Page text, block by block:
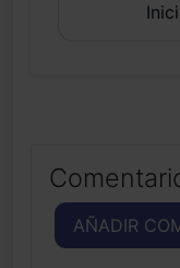
AÑADIR